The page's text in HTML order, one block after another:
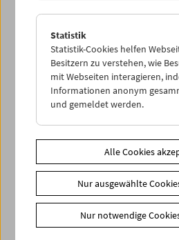
< zurück zur Übersicht
Share on
News
Fotos unserer Gäste
Gästebuch
Trailer
Statistik
Statistik-Cookies helfen
Besitzern zu verstehen, wie
mit Webseiten interagieren,
Informationen anonym
und gemeldet werden.
Alle Cookies
Nur ausgewählte
Nur notwendige